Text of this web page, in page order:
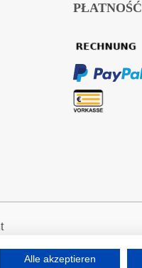
PŁATNOŚĆ
Alle akzeptieren